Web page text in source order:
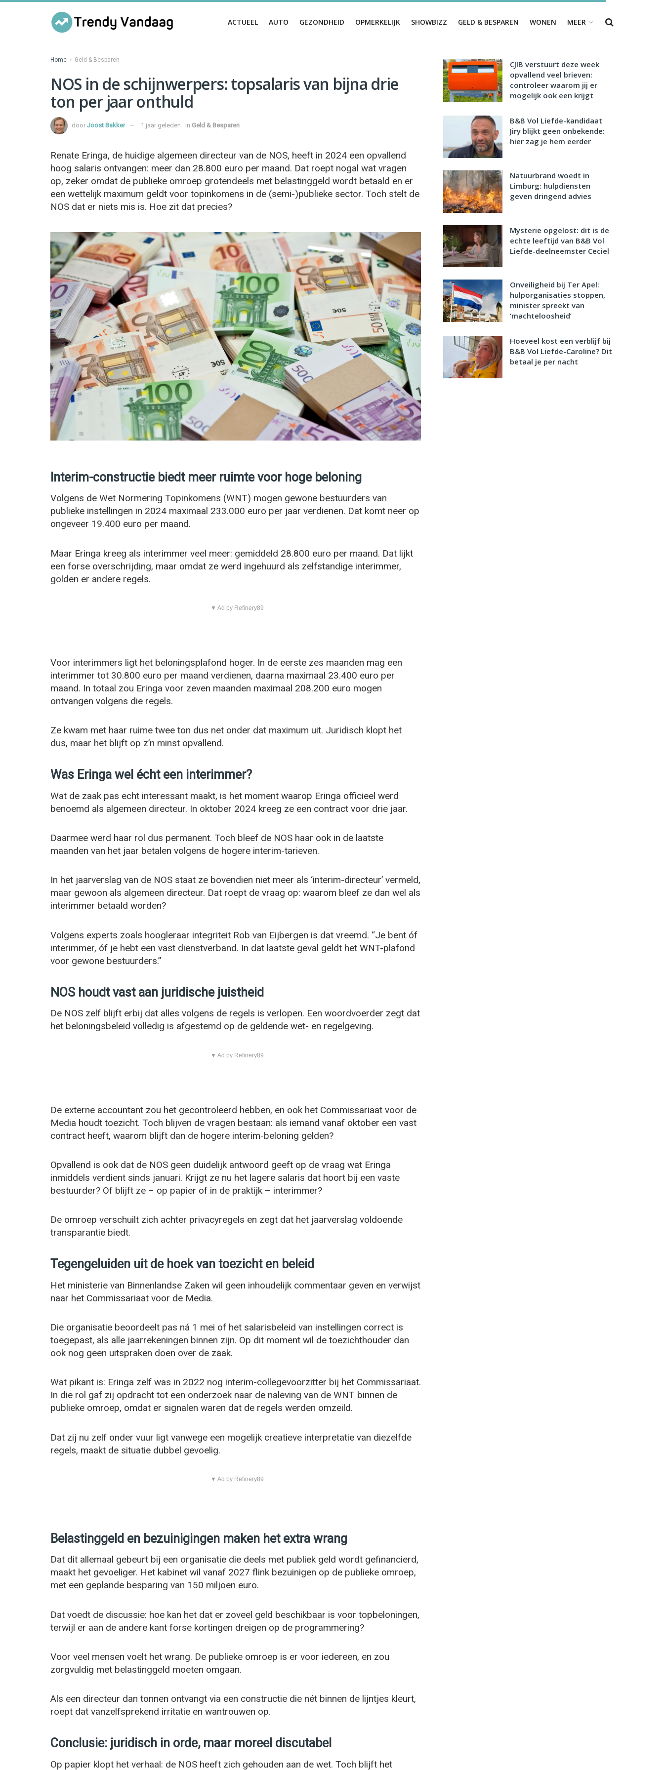
ACTUEEL AUTO GEZONDHEID OPMERKELIJK SHOWBIZZ GELD & BESPAREN WONEN MEER
Home Geld & Besparen
NOS in de schijnwerpers: topsalaris van bijna drie
ton per jaar onthuld
door Joost Bakker 1 jaar geleden in Geld & Besparen
Renate Eringa, de huidige algemeen directeur van de NOS, heeft in 2024 een opvallend
hoog salaris ontvangen: meer dan 28.800 euro per maand. Dat roept nogal wat vragen
op, zeker omdat de publieke omroep grotendeels met belastinggeld wordt betaald en er
een wettelijk maximum geldt voor topinkomens in de (semi-)publieke sector. Toch stelt de
NOS dat er niets mis is. Hoe zit dat precies?
Interim-constructie biedt meer ruimte voor hoge beloning
Volgens de Wet Normering Topinkomens (WNT) mogen gewone bestuurders van
publieke instellingen in 2024 maximaal 233.000 euro per jaar verdienen. Dat komt neer op
ongeveer 19.400 euro per maand.
Maar Eringa kreeg als interimmer veel meer: gemiddeld 28.800 euro per maand. Dat lijkt
een forse overschrijding, maar omdat ze werd ingehuurd als zelfstandige interimmer,
golden er andere regels.
▼ Ad by Refinery89
Voor interimmers ligt het beloningsplafond hoger. In de eerste zes maanden mag een
interimmer tot 30.800 euro per maand verdienen, daarna maximaal 23.400 euro per
maand. In totaal zou Eringa voor zeven maanden maximaal 208.200 euro mogen
ontvangen volgens die regels.
Ze kwam met haar ruime twee ton dus net onder dat maximum uit. Juridisch klopt het
dus, maar het blijft op z’n minst opvallend.
Was Eringa wel écht een interimmer?
Wat de zaak pas echt interessant maakt, is het moment waarop Eringa officieel werd
benoemd als algemeen directeur. In oktober 2024 kreeg ze een contract voor drie jaar.
Daarmee werd haar rol dus permanent. Toch bleef de NOS haar ook in de laatste
maanden van het jaar betalen volgens de hogere interim-tarieven.
In het jaarverslag van de NOS staat ze bovendien niet meer als ‘interim-directeur’ vermeld,
maar gewoon als algemeen directeur. Dat roept de vraag op: waarom bleef ze dan wel als
interimmer betaald worden?
Volgens experts zoals hoogleraar integriteit Rob van Eijbergen is dat vreemd. “Je bent óf
interimmer, óf je hebt een vast dienstverband. In dat laatste geval geldt het WNT-plafond
voor gewone bestuurders.”
NOS houdt vast aan juridische juistheid
De NOS zelf blijft erbij dat alles volgens de regels is verlopen. Een woordvoerder zegt dat
het beloningsbeleid volledig is afgestemd op de geldende wet- en regelgeving.
▼ Ad by Refinery89
De externe accountant zou het gecontroleerd hebben, en ook het Commissariaat voor de
Media houdt toezicht. Toch blijven de vragen bestaan: als iemand vanaf oktober een vast
contract heeft, waarom blijft dan de hogere interim-beloning gelden?
Opvallend is ook dat de NOS geen duidelijk antwoord geeft op de vraag wat Eringa
inmiddels verdient sinds januari. Krijgt ze nu het lagere salaris dat hoort bij een vaste
bestuurder? Of blijft ze – op papier of in de praktijk – interimmer?
De omroep verschuilt zich achter privacyregels en zegt dat het jaarverslag voldoende
transparantie biedt.
Tegengeluiden uit de hoek van toezicht en beleid
Het ministerie van Binnenlandse Zaken wil geen inhoudelijk commentaar geven en verwijst
naar het Commissariaat voor de Media.
Die organisatie beoordeelt pas ná 1 mei of het salarisbeleid van instellingen correct is
toegepast, als alle jaarrekeningen binnen zijn. Op dit moment wil de toezichthouder dan
ook nog geen uitspraken doen over de zaak.
Wat pikant is: Eringa zelf was in 2022 nog interim-collegevoorzitter bij het Commissariaat.
In die rol gaf zij opdracht tot een onderzoek naar de naleving van de WNT binnen de
publieke omroep, omdat er signalen waren dat de regels werden omzeild.
Dat zij nu zelf onder vuur ligt vanwege een mogelijk creatieve interpretatie van diezelfde
regels, maakt de situatie dubbel gevoelig.
▼ Ad by Refinery89
Belastinggeld en bezuinigingen maken het extra wrang
Dat dit allemaal gebeurt bij een organisatie die deels met publiek geld wordt gefinancierd,
maakt het gevoeliger. Het kabinet wil vanaf 2027 flink bezuinigen op de publieke omroep,
met een geplande besparing van 150 miljoen euro.
Dat voedt de discussie: hoe kan het dat er zoveel geld beschikbaar is voor topbeloningen,
terwijl er aan de andere kant forse kortingen dreigen op de programmering?
Voor veel mensen voelt het wrang. De publieke omroep is er voor iedereen, en zou
zorgvuldig met belastinggeld moeten omgaan.
Als een directeur dan tonnen ontvangt via een constructie die nét binnen de lijntjes kleurt,
roept dat vanzelfsprekend irritatie en wantrouwen op.
Conclusie: juridisch in orde, maar moreel discutabel
Op papier klopt het verhaal: de NOS heeft zich gehouden aan de wet. Toch blijft het
CJIB verstuurt deze week
opvallend veel brieven:
controleer waarom jij er
mogelijk ook een krijgt
B&B Vol Liefde-kandidaat
Jiry blijkt geen onbekende:
hier zag je hem eerder
Natuurbrand woedt in
Limburg: hulpdiensten
geven dringend advies
Mysterie opgelost: dit is de
echte leeftijd van B&B Vol
Liefde-deelneemster Ceciel
Onveiligheid bij Ter Apel:
hulporganisaties stoppen,
minister spreekt van
‘machteloosheid’
Hoeveel kost een verblijf bij
B&B Vol Liefde-Caroline? Dit
betaal je per nacht